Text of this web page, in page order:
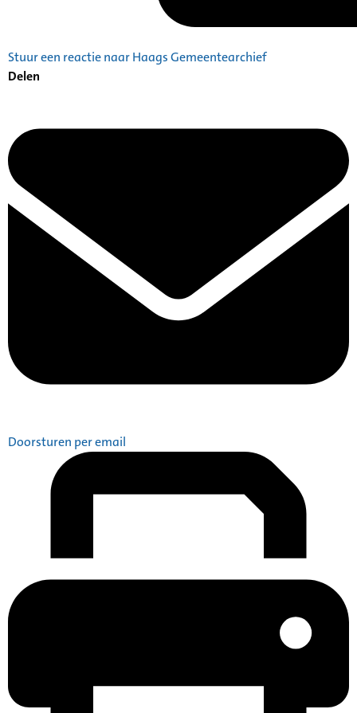
Stuur een reactie naar Haags Gemeentearchief
Delen
Doorsturen per email